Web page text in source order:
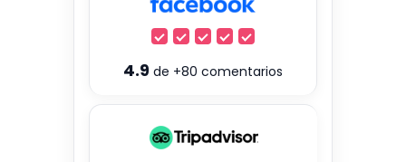
4.9 de +80 comentarios